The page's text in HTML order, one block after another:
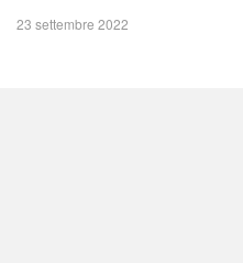
23 settembre 2022